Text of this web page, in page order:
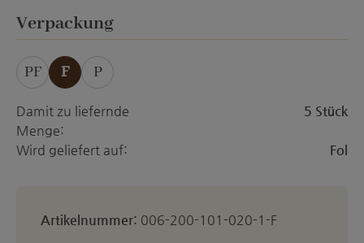
Verpackungauswählen
PF F P
Damit zu liefernde
Menge:
5 Stück
Wird geliefert auf: Fol
Artikelnummer: 006-200-101-020-1-F